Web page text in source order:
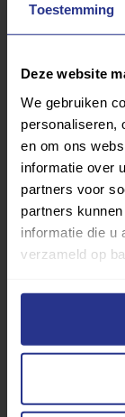
Toestemming
Deze website
We gebruiken
personaliseren,
en om ons
informatie over
partners voor
partners
informatie die u
verzameld op
die bij je past.
Verder
Ervaringen